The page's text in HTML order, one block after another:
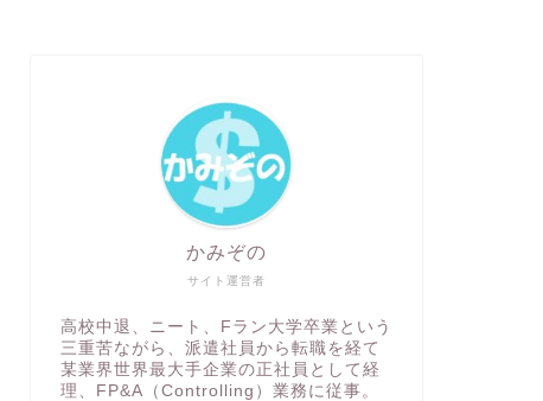
サイト運営者
かみぞの
高校中退、ニート、Fラン大学卒業という
三重苦ながら、派遣社員から転職を経て
某業界世界最大手企業の正社員として経
理、FP&A（Controlling）業務に従事。